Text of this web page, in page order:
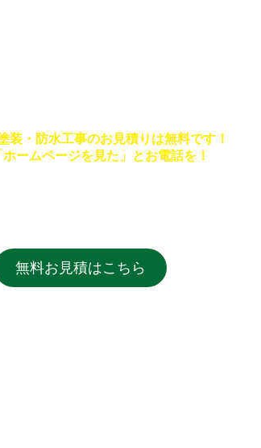
装・防水工事のお見積りは無料です！
ームページを見た」とお電話を！
無料お見積はこちら